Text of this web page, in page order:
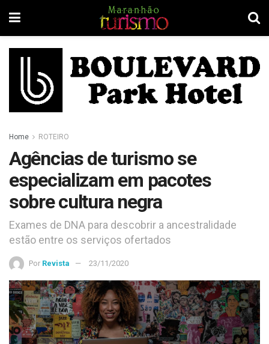
Home ROTEIRO
Agências de turismo se
especializam em pacotes
sobre cultura negra
Exames de DNA para descobrir a ancestralidade
estão entre os serviços ofertados
Por Revista 23/11/2020